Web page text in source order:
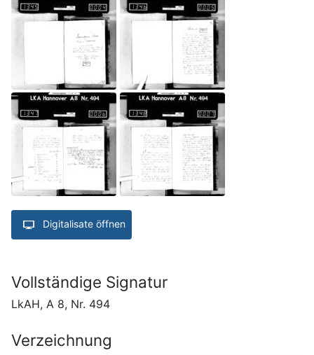
Digitalisate öffnen
Vollständige Signatur
LkAH, A 8, Nr. 494
Verzeichnung